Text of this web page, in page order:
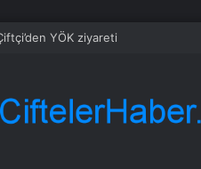
YÖK ziyareti